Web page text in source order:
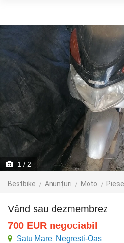
1 / 2
Bestbike Anunțuri Moto Piese
Vând sau dezmembrez
700 EUR negociabil
Satu Mare, Negresti-Oas